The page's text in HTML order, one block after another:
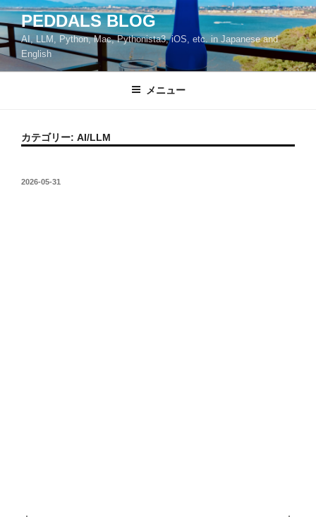
コ
ン
テ
ン
ツ
PEDDALS BLOG
AI, LLM, Python, Mac, Pythonista3, iOS, etc. in Japanese and
English
メニュー
カテゴリー: AI/LLM
投
2026-05-31